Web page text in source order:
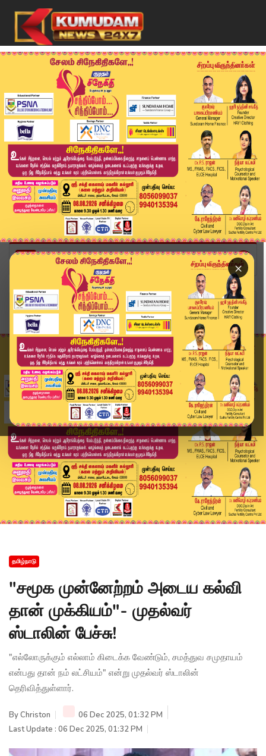
×
Home
தமிழ்நாடு
"சமூக முன்னேற்றம் அடைய கல்வி தான் முக்கியம்"- ம...
தமிழ்நாடு
"சமூக முன்னேற்றம் அடைய கல்வி
தான் முக்கியம்"- முதல்வர்
ஸ்டாலின் பேச்சு!
"எல்லோருக்கும் எல்லாம் கிடைக்க வேண்டும், சமத்துவ சமுதாயம்
என்பது தான் நம் லட்சியம்" என்று முதல்வர் ஸ்டாலின்
தெரிவித்துள்ளார்.
ByChriston
06 Dec 2025, 01:32 PM
Last Update : 06 Dec 2025, 01:32 PM